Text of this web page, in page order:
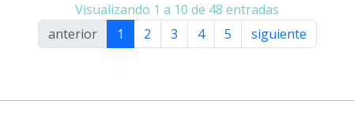
Visualizando 1 a 10 de 48 entradas
anterior
1 2 3 4 5 siguiente